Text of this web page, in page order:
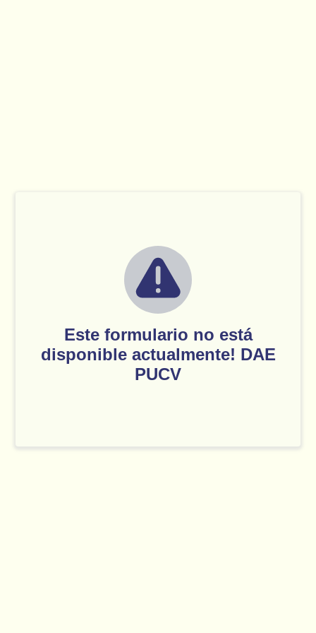
Este formulario no está
disponible actualmente! DAE
PUCV